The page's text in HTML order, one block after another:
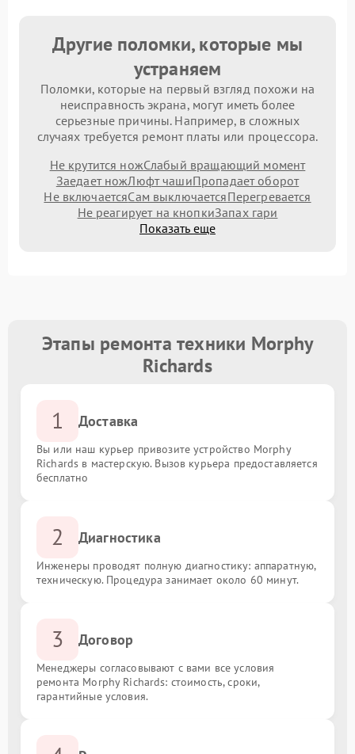
Другие поломки, которые мы
устраняем
Поломки, которые на первый взгляд похожи на
неисправность экрана, могут иметь более
серьезные причины. Например, в сложных
случаях требуется ремонт платы или процессора.
Не крутится ножСлабый вращающий момент
Заедает ножЛюфт чашиПропадает оборот
Не включаетсяСам выключаетсяПерегревается
Не реагирует на кнопкиЗапах гари
Показать еще
Этапы ремонта техники Morphy
Richards
1 Доставка
Вы или наш курьер привозите устройство Morphy
Richards в мастерскую. Вызов курьера предоставляется
бесплатно
2 Диагностика
Инженеры проводят полную диагностику: аппаратную,
техническую. Процедура занимает около 60 минут.
3 Договор
Менеджеры согласовывают с вами все условия
ремонта Morphy Richards: стоимость, сроки,
гарантийные условия.